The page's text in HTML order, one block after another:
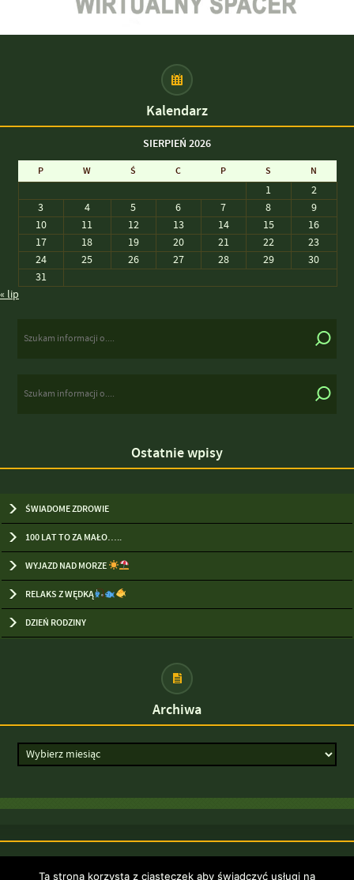
Kalendarz
SIERPIEŃ 2026
P W Ś C P S N
1
2
3
4 5 6 7 8
9
10
11 12 13 14 15
16
17
18 19 20 21 22
23
24
25 26 27 28 29
30
31
« lip
Ostatnie wpisy
ŚWIADOME ZDROWIE
100 LAT TO ZA MAŁO…..
WYJAZD NAD MORZE
RELAKS Z WĘDKĄ
DZIEŃ RODZINY
Archiwa
Ta strona korzysta z ciasteczek aby świadczyć usługi na